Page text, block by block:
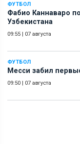
ФУТБОЛ
Фабио Каннаваро
Узбекистана
09:55 | 07 августа
ФУТБОЛ
Месси забил
09:50 | 07 августа